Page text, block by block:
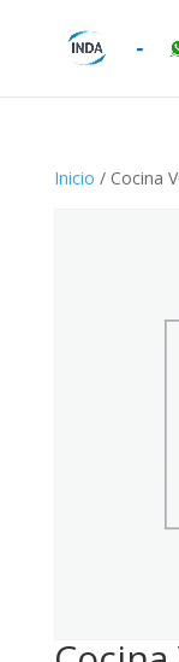
Inicio / Cocina